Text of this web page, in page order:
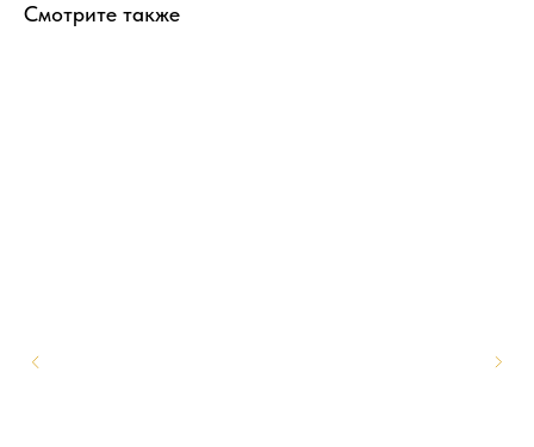
Смотрите также